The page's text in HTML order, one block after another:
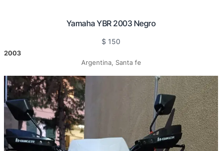
Yamaha YBR 2003 Negro
$ 150
2003
Argentina, Santa fe